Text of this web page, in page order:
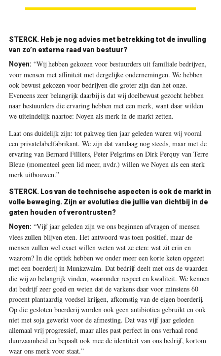
STERCK. Heb je nog advies met betrekking tot de invulling
van zo’n externe raad van bestuur?
Noyen: “Wij hebben gekozen voor bestuurders uit familiale bedrijven,
voor mensen met affiniteit met dergelijke ondernemingen. We hebben
ook bewust gekozen voor bedrijven die groter zijn dan het onze.
Eveneens zeer belangrijk daarbij is dat wij doelbewust gezocht hebben
naar bestuurders die ervaring hebben met een merk, want daar wilden
we uiteindelijk naartoe: Noyen als merk in de markt zetten.
Laat ons duidelijk zijn: tot pakweg tien jaar geleden waren wij vooral
een privatelabelfabrikant. We zijn dat vandaag nog steeds, maar met de
ervaring van Bernard Filliers, Peter Pelgrims en Dirk Perquy van Terre
Bleue (momenteel geen lid meer, nvdr.) willen we Noyen als een sterk
merk uitbouwen.”
STERCK. Los van de technische aspecten is ook de markt in
volle beweging. Zijn er evoluties die jullie van dichtbij in de
gaten houden of verontrusten?
Noyen: “Vijf jaar geleden zijn we ons beginnen afvragen of mensen
vlees zullen blijven eten. Het antwoord was toen positief, maar de
mensen zullen wel exact willen weten wat ze eten: wat zit erin en
waarom? In die optiek hebben we onder meer een korte keten opgezet
met een boerderij in Munkzwalm. Dat bedrijf deelt met ons de waarden
die wij zo belangrijk vinden, waaronder respect en kwaliteit. We kennen
dat bedrijf zeer goed en weten dat de varkens daar voor minstens 60
procent plantaardig voedsel krijgen, afkomstig van de eigen boerderij.
Op die gesloten boerderij worden ook geen antibiotica gebruikt en ook
niet met soja gewerkt voor de afmesting. Dat was vijf jaar geleden
allemaal vrij progressief, maar alles past perfect in ons verhaal rond
duurzaamheid en bepaalt ook mee de identiteit van ons bedrijf, kortom
waar ons merk voor staat.”